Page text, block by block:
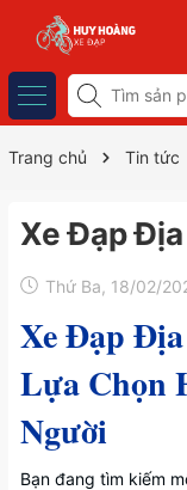
Trang chủ Tin tức
Xe Đạp
Thứ Ba, 18/02/
Xe Đạp
Lựa Chọn
Người
Bạn đang tìm kiếm